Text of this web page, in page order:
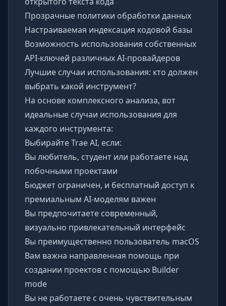
Прозрачные политики обработки данных
Настраиваемая индексация кодовой базы
Возможность использования собственных
API-ключей различных AI-провайдеров
Лучшие случаи использования: кто должен
выбрать какой инструмент?
На основе комплексного анализа, вот
идеальные случаи использования для
каждого инструмента:
Выбирайте Trae AI, если:
Вы любитель, студент или работаете над
побочными проектами
Бюджет ограничен, и бесплатный доступ к
премиальным AI-моделям важен
Вы предпочитаете современный,
визуально привлекательный интерфейс
Вы преимущественно пользователь macOS
Вам важна направленная помощь при
создании проектов с помощью Builder
mode
Вы не работаете с очень чувствительным